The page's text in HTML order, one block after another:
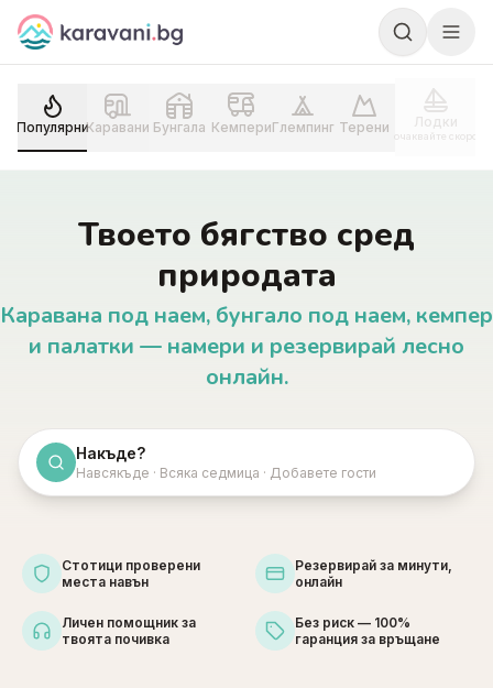
Skip to content
ПопулярниКаравани Бунгала КемпериГлемпинг Терени Лодки
очаквайте скоро
Твоето бягство сред
природата
Каравана под наем, бунгало под наем, кемпер
и палатки — намери и резервирай лесно
онлайн.
Накъде?
Навсякъде · Всяка седмица · Добавете гости
Стотици проверени
места навън
Резервирай за минути,
онлайн
Личен помощник за
твоята почивка
Без риск — 100%
гаранция за връщане